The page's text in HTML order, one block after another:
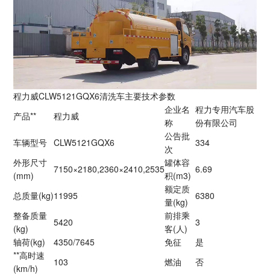
程力威CLW5121GQX6清洗车主要技术参数
产品**
程力威
企业名
称
程力专用汽车股
份有限公司
车辆型号 CLW5121GQX6
公告批
次
334
外形尺寸
(mm)
7150×2180,2360×2410,2535
罐体容
积(m3)
6.69
总质量(kg)11995
额定质
量(kg)
6380
整备质量
(kg)
5420
前排乘
客(人)
3
轴荷(kg)
4350/7645 免征
是
**高时速
(km/h)
103 燃油
否